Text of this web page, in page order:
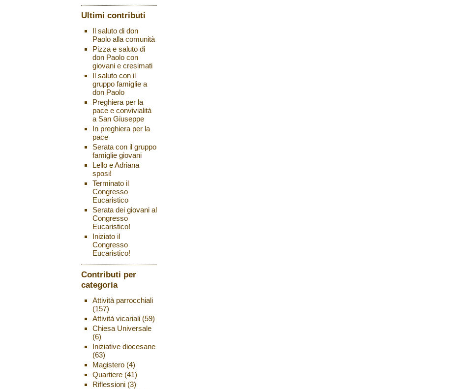
Ultimi contributi
Il saluto di don
Paolo alla comunità
Pizza e saluto di
don Paolo con
giovani e cresimati
Il saluto con il
gruppo famiglie a
don Paolo
Preghiera per la
pace e convivialità
a San Giuseppe
In preghiera per la
pace
Serata con il gruppo
famiglie giovani
Lello e Adriana
sposi!
Terminato il
Congresso
Eucaristico
Serata dei giovani al
Congresso
Eucaristico!
Iniziato il
Congresso
Eucaristico!
Contributi per
categoria
Attività parrocchiali
(157)
Attività vicariali(59)
Chiesa Universale
(6)
Iniziative diocesane
(63)
Magistero(4)
Quartiere(41)
Riflessioni(3)